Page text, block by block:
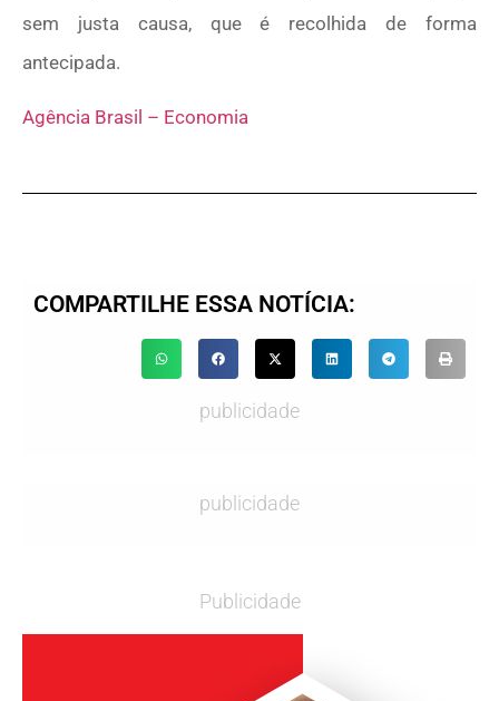
sem justa causa, que é recolhida de forma
antecipada.
Agência Brasil – Economia
COMPARTILHE ESSA NOTÍCIA:
publicidade
publicidade
Publicidade